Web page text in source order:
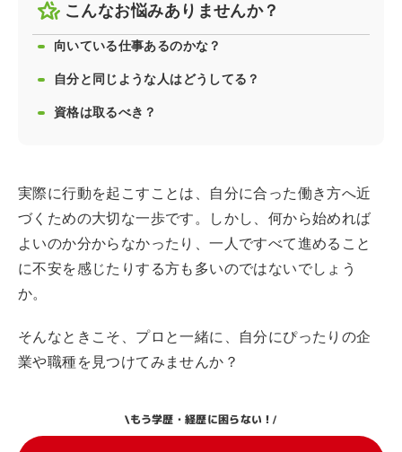
こんなお悩みありませんか？
向いている仕事あるのかな？
自分と同じような人はどうしてる？
資格は取るべき？
実際に行動を起こすことは、自分に合った働き方へ近
づくための大切な一歩です。しかし、何から始めれば
よいのか分からなかったり、一人ですべて進めること
に不安を感じたりする方も多いのではないでしょう
か。
そんなときこそ、プロと一緒に、自分にぴったりの企
業や職種を見つけてみませんか？
\もう学歴・経歴に困らない！/